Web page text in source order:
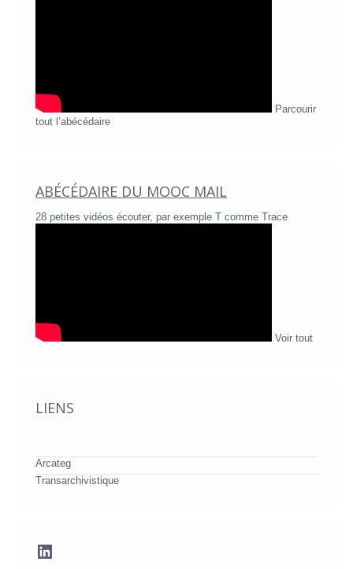
Parcourir
tout l’abécédaire
ABÉCÉDAIRE DU MOOC MAIL
28 petites vidéos écouter, par exemple T comme Trace
Voir tout
LIENS
Arcateg
Transarchivistique
LinkedIn